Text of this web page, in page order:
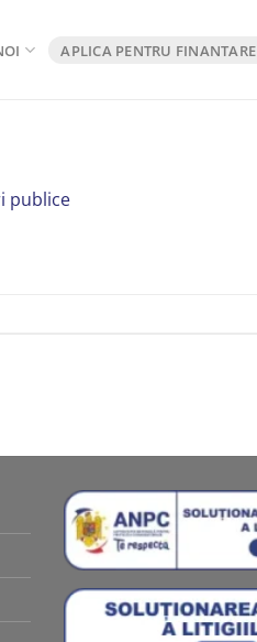
APLICA PENTRU FINANTARE
publice